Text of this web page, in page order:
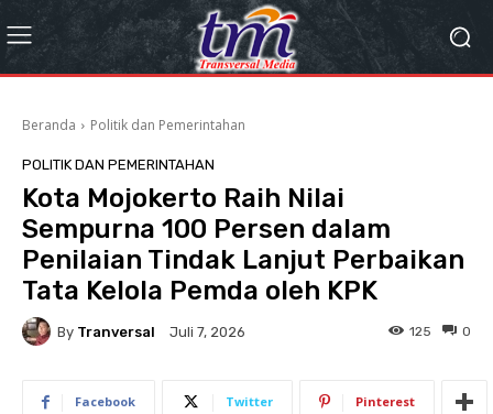
Beranda Politik dan Pemerintahan
POLITIK DAN PEMERINTAHAN
Kota Mojokerto Raih Nilai
Sempurna 100 Persen dalam
Penilaian Tindak Lanjut Perbaikan
Tata Kelola Pemda oleh KPK
By Tranversal Juli 7, 2026 0
125
Facebook Twitter Pinterest